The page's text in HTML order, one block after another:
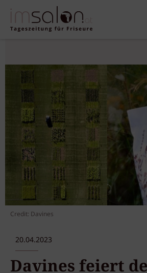
Credit: Davines
20.04.2023
Davines feiert